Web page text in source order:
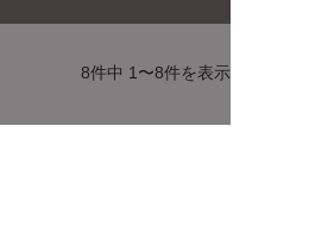
8件中 1〜8件を表示